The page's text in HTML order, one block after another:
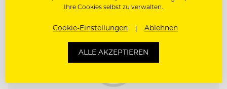
Ihre Cookies selbst zu verwalten.
Cookie-Einstellungen Ablehnen
ALLE AKZEPTIEREN